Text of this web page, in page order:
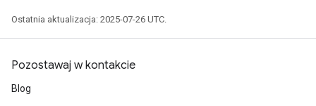
Ostatnia aktualizacja: 2025-07-26 UTC.
Pozostawaj w kontakcie
Blog